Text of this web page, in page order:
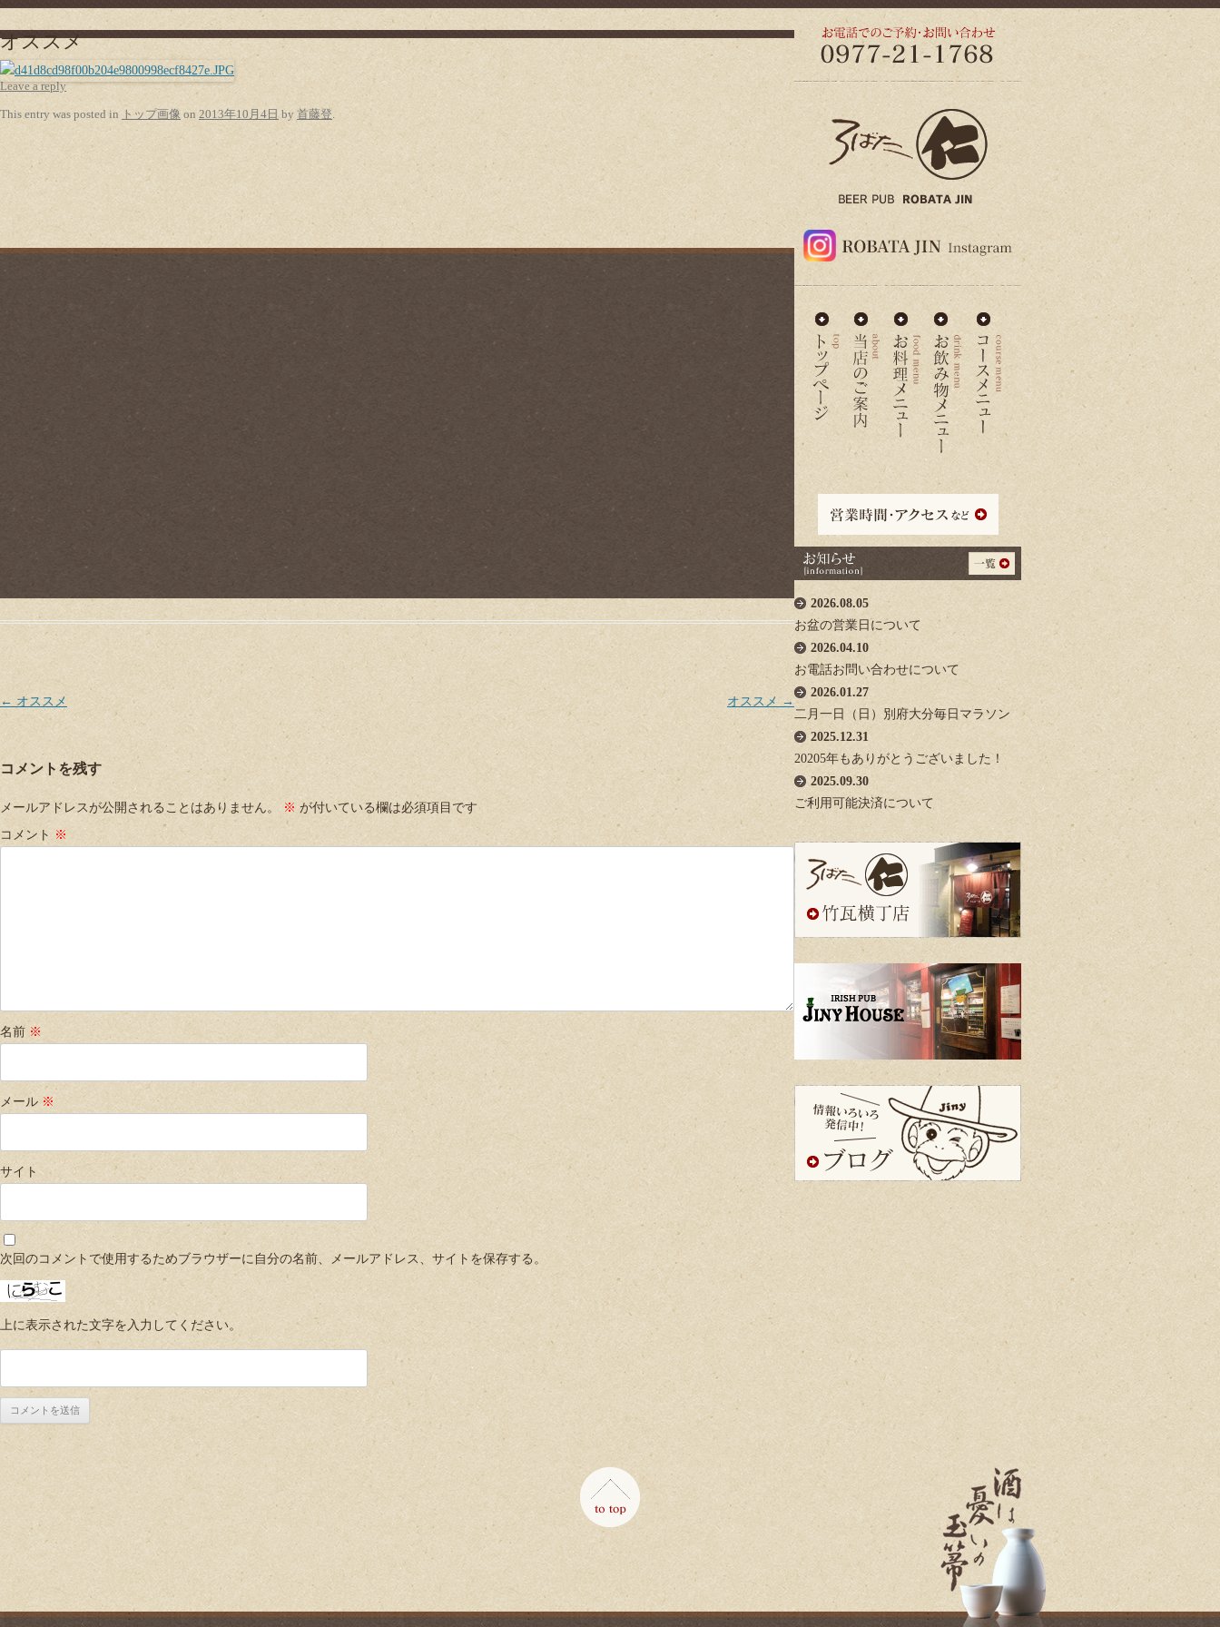
オススメ
Leave a reply
This entry was posted in トップ画像on 2013年10月4日 by首藤登.
Post navigation
← オススメ オススメ→
コメントを残す
メールアドレスが公開されることはありません。 ※が付いている欄は必須項目です
コメント ※
名前 ※
メール※
サイト
次回のコメントで使用するためブラウザーに自分の名前、メールアドレス、サイトを保存する。
上に表示された文字を入力してください。
2026.08.05
お盆の営業日について
2026.04.10
お電話お問い合わせについて
2026.01.27
二月一日（日）別府大分毎日マラソン
2025.12.31
20205年もありがとうございました！
2025.09.30
ご利用可能決済について